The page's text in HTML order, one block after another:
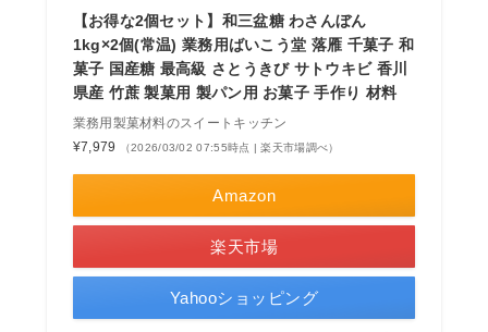
【お得な2個セット】和三盆糖 わさんぼん
1kg×2個(常温) 業務用ばいこう堂 落雁 千菓子 和
菓子 国産糖 最高級 さとうきび サトウキビ 香川
県産 竹蔗 製菓用 製パン用 お菓子 手作り 材料
業務用製菓材料のスイートキッチン
¥7,979
（2026/03/02 07:55時点 | 楽天市場調べ）
Amazon
楽天市場
Yahooショッピング